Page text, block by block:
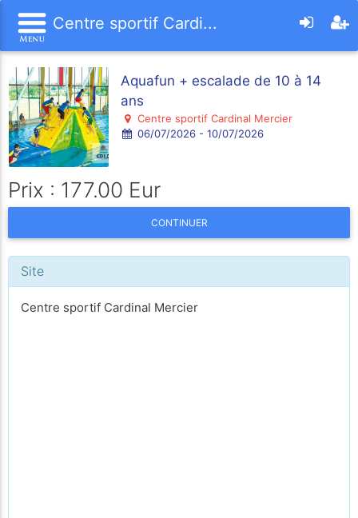
Centre sportif Cardi...
Aquafun + escalade de 10 à 14
ans
Centre sportif Cardinal Mercier
06/07/2026 - 10/07/2026
Prix : 177.00 Eur
CONTINUER
Site
Centre sportif Cardinal Mercier